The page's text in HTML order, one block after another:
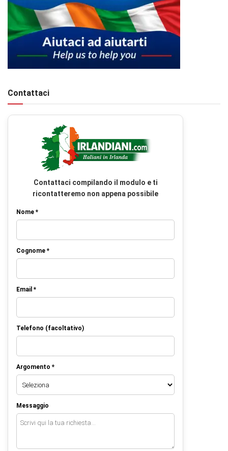
Contattaci
Contattaci compilando il modulo e ti
ricontatteremo non appena possibile
Nome *
Cognome *
Email *
Telefono (facoltativo)
Argomento *
Messaggio